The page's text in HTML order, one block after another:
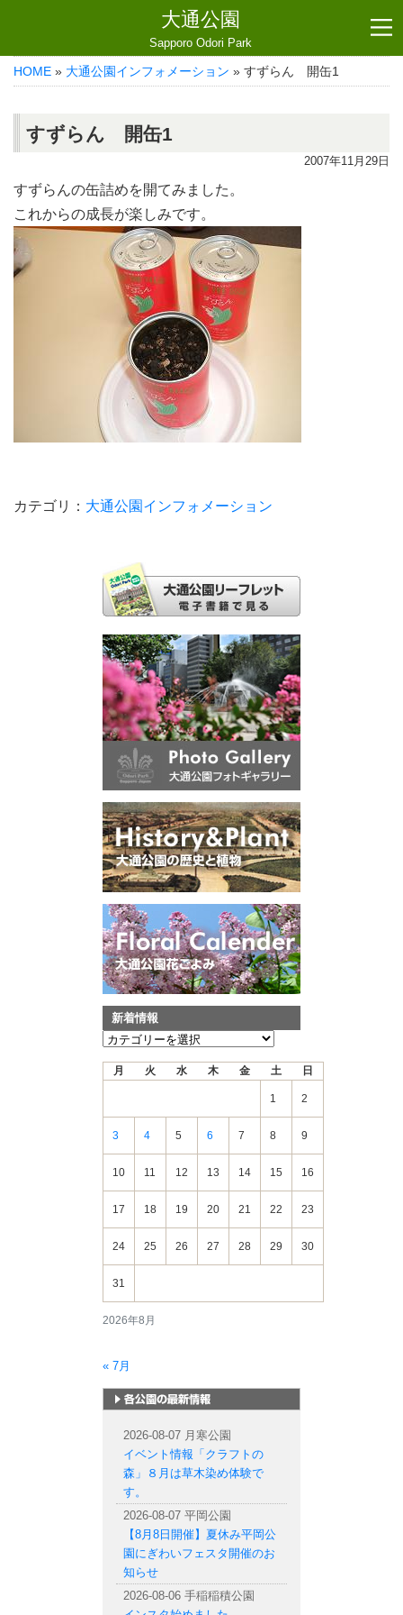
大通公園
Sapporo Odori Park
HOME » 大通公園インフォメーション » すずらん 開缶1
すずらん 開缶1
2007年11月29日
すずらんの缶詰めを開てみました。
これからの成長が楽しみです。
カテゴリ： 大通公園インフォメーション
新着情報
新
2026年8月
月 火 水 木 金 土 日
1 2
3 4 5 6 7 8 9
10 11 12 13 14 15 16
17 18 19 20 21 22 23
24 25 26 27 28 29 30
31
« 7月
2026-08-07 月寒公園
イベント情報「クラフトの
森」８月は草木染め体験で
す。
2026-08-07 平岡公園
【8月8日開催】夏休み平岡公
園にぎわいフェスタ開催のお
知らせ
2026-08-06 手稲稲積公園